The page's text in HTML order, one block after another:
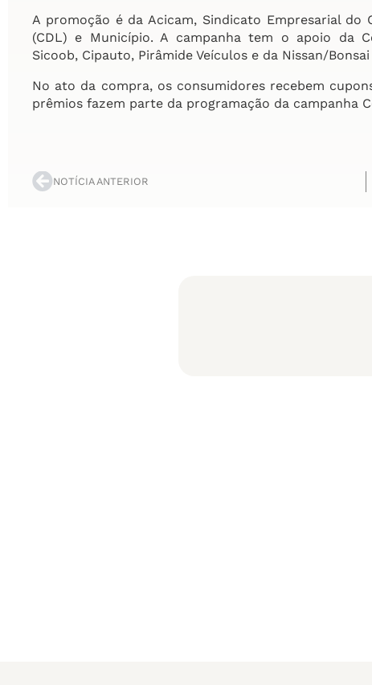
A promoção é da Acicam, Sindicato Empresarial do
(CDL) e Município. A campanha tem o apoio da
Sicoob, Cipauto, Pirâmide Veículos e da Nissan/
No ato da compra, os consumidores recebem
prêmios fazem parte da programação da campanha
NOTÍCIA ANTERIOR